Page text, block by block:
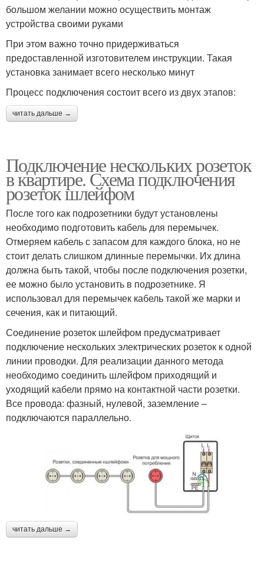
большом желании можно осуществить монтаж
устройства своими руками
При этом важно точно придерживаться
предоставленной изготовителем инструкции. Такая
установка занимает всего несколько минут
Процесс подключения состоит всего из двух этапов:
читать дальше →
Подключение нескольких розеток
в квартире. Схема подключения
розеток шлейфом
После того как подрозетники будут установлены
необходимо подготовить кабель для перемычек.
Отмеряем кабель с запасом для каждого блока, но не
стоит делать слишком длинные перемычки. Их длина
должна быть такой, чтобы после подключения розетки,
ее можно было установить в подрозетнике. Я
использовал для перемычек кабель такой же марки и
сечения, как и питающий.
Соединение розеток шлейфом предусматривает
подключение нескольких электрических розеток к одной
линии проводки. Для реализации данного метода
необходимо соединить шлейфом приходящий и
уходящий кабели прямо на контактной части розетки.
Все провода: фазный, нулевой, заземление –
подключаются параллельно.
читать дальше →